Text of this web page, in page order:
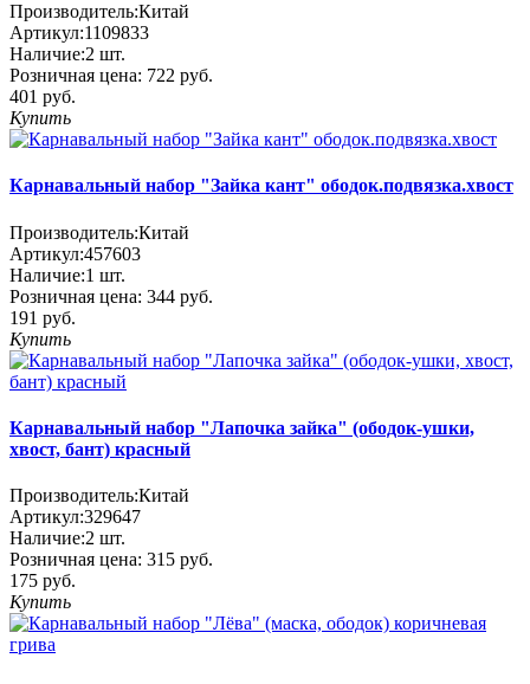
Производитель:Китай
Артикул:1109833
Наличие:2 шт.
Розничная цена: 722 руб.
401 руб.
Купить
Карнавальный набор "Зайка кант" ободок.подвязка.хвост
Производитель:Китай
Артикул:457603
Наличие:1 шт.
Розничная цена: 344 руб.
191 руб.
Купить
Карнавальный набор "Лапочка зайка" (ободок-ушки,
хвост, бант) красный
Производитель:Китай
Артикул:329647
Наличие:2 шт.
Розничная цена: 315 руб.
175 руб.
Купить